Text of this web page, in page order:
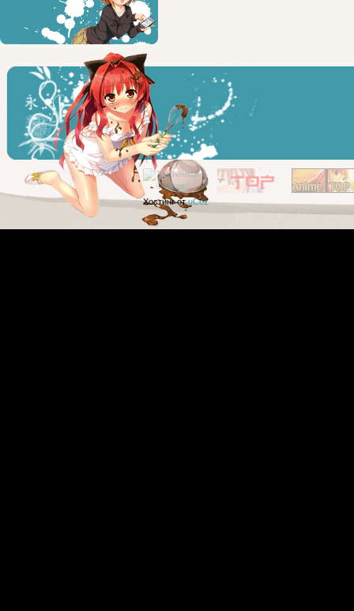
Хостинг отuCoz